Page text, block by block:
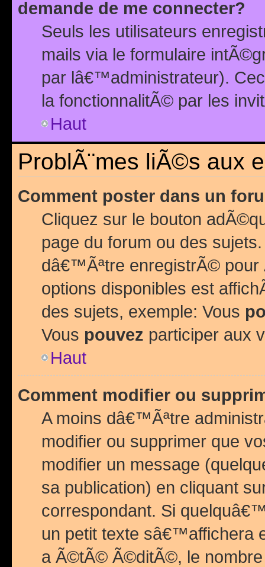
demande de me connecter?
Seuls les utilisateurs
mails via le formulaire
par lâ€™administrateur).
la fonctionnalitÃ© par les
Haut
ProblÃ¨mes liÃ©s aux
Comment poster dans un
Cliquez sur le bouton
page du forum ou des
dâ€™Ãªtre enregistrÃ©
options disponibles est
des sujets, exemple: Vous
Vous pouvez participer aux
Haut
Comment modifier ou
A moins dâ€™Ãªtre
modifier ou supprimer que
modifier un message
sa publication) en cliquant
correspondant. Si
un petit texte sâ€™affichera
a Ã©tÃ© Ã©ditÃ©, le